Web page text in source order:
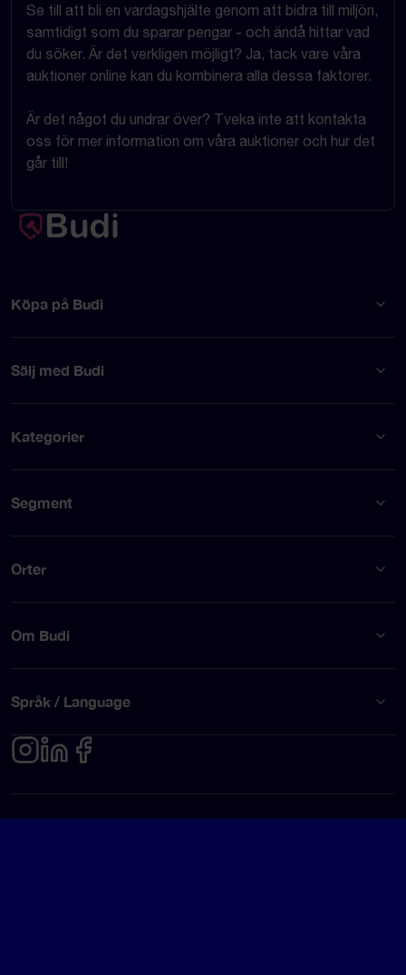
Se till att bli en vardagshjälte genom att bidra till miljön,
samtidigt som du sparar pengar - och ändå hittar vad
du söker. Är det verkligen möjligt? Ja, tack vare våra
auktioner online kan du kombinera alla dessa faktorer.
Är det något du undrar över? Tveka inte att kontakta
oss för mer information om våra auktioner och hur det
går till!
Köpa på Budi
Sälj med Budi
Kategorier
Segment
Orter
Om Budi
Språk / Language